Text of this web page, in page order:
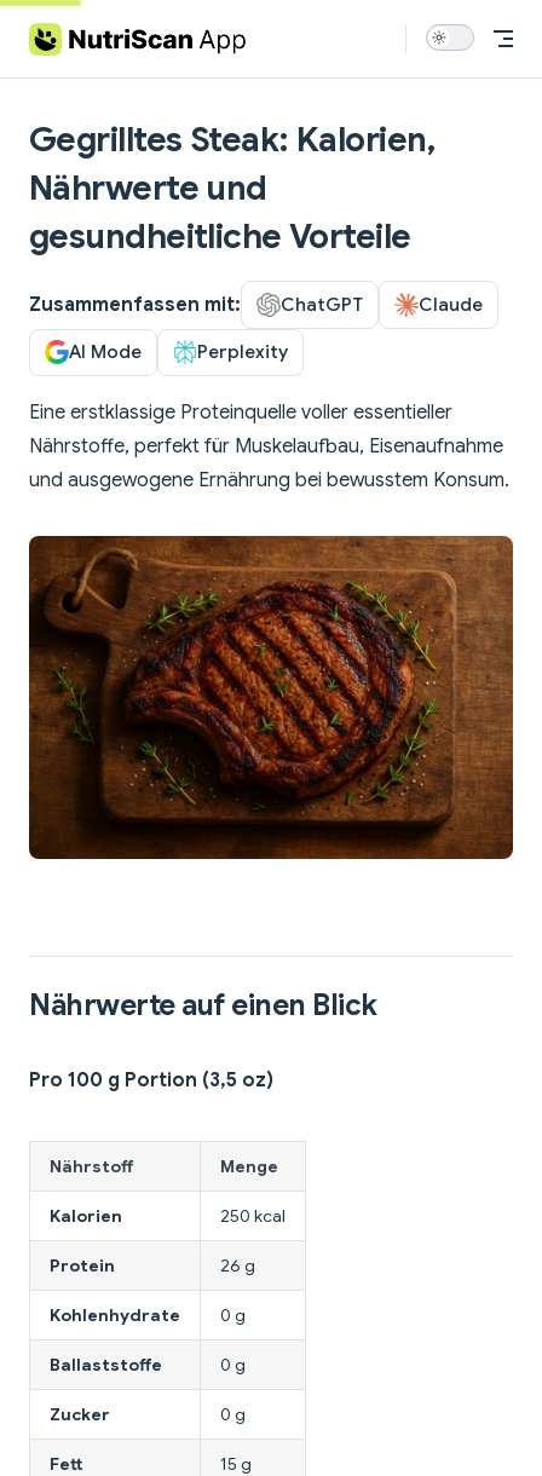
Skip to content
Gegrilltes Steak: Kalorien,
Nährwerte und
gesundheitliche Vorteile
Zusammenfassen mit: ChatGPT Claude
AI Mode Perplexity
Eine erstklassige Proteinquelle voller essentieller
Nährstoffe, perfekt für Muskelaufbau, Eisenaufnahme
und ausgewogene Ernährung bei bewusstem Konsum.
Nährwerte auf einen Blick
Pro 100 g Portion (3,5 oz)
Nährstoff Menge
Kalorien 250 kcal
Protein 26 g
Kohlenhydrate 0 g
Ballaststoffe 0 g
Zucker 0 g
Fett 15 g